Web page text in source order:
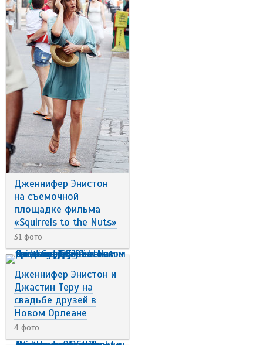
Дженнифер Энистон
на съемочной
площадке фильма
«Squirrels to the Nuts»
31 фото
Дженнифер Энистон и
Джастин Теру на
свадьбе друзей в
Новом Орлеане
4 фото